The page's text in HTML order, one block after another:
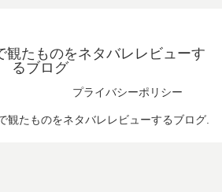
観たものをネタバレレビューす
るブログ
プライバシーポリシー
観たものをネタバレレビューするブログ.